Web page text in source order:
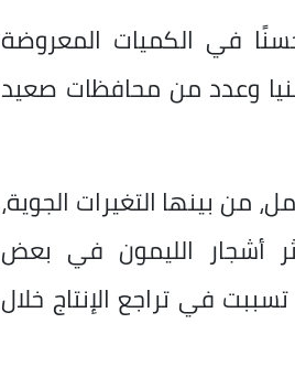
في الكميات المعروضة
وعدد من محافظات صعيد
من بينها التغيرات الجوية،
أشجار الليمون في بعض
في تراجع الإنتاج خلال